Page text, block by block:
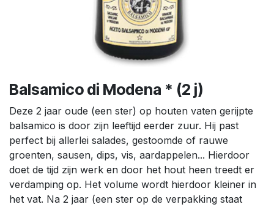
Balsamico di Modena * (2 j)
Deze 2 jaar oude (een ster) op houten vaten gerijpte
balsamico is door zijn leeftijd eerder zuur. Hij past
perfect bij allerlei salades, gestoomde of rauwe
groenten, sausen, dips, vis, aardappelen... Hierdoor
doet de tijd zijn werk en door het hout heen treedt er
verdamping op. Het volume wordt hierdoor kleiner in
het vat. Na 2 jaar (een ster op de verpakking staat